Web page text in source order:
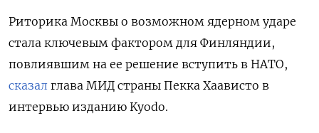
Риторика Москвы о возможном ядерном ударе
стала ключевым фактором для Финляндии,
повлиявшим на ее решение вступить в НАТО,
сказал глава МИД страны Пекка Хаависто в
интервью изданию Kyodo.